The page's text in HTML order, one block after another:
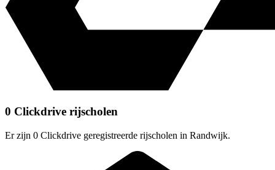
0 Clickdrive rijscholen
Er zijn 0 Clickdrive geregistreerde rijscholen in Randwijk.